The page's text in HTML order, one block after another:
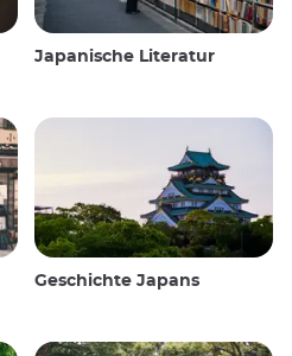
Japanische Literatur
Geschichte Japans